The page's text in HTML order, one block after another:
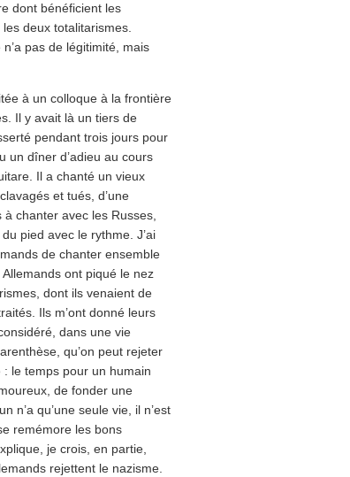
dont bénéficient les
deux totalitarismes.
pas de légitimité, mais
à un colloque à la frontière
Il y avait là un tiers de
pendant trois jours pour
un dîner d’adieu au cours
Il a chanté un vieux
et tués, d’une
chanter avec les Russes,
pied avec le rythme. J’ai
de chanter ensemble
ont piqué le nez
dont ils venaient de
Ils m’ont donné leurs
dans une vie
qu’on peut rejeter
: le temps pour un humain
de fonder une
n’a qu’une seule vie, il n’est
remémore les bons
je crois, en partie,
rejettent le nazisme.